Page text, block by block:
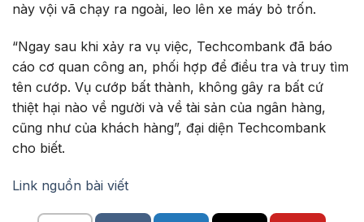
này vội vã chạy ra ngoài, leo lên xe máy bỏ trốn.
“Ngay sau khi xảy ra vụ việc, Techcombank đã báo
cáo cơ quan công an, phối hợp để điều tra và truy tìm
tên cướp. Vụ cướp bất thành, không gây ra bất cứ
thiệt hại nào về người và về tài sản của ngân hàng,
cũng như của khách hàng”, đại diện Techcombank
cho biết.
Link nguồn bài viết